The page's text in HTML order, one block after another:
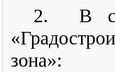
2. В
зона»: